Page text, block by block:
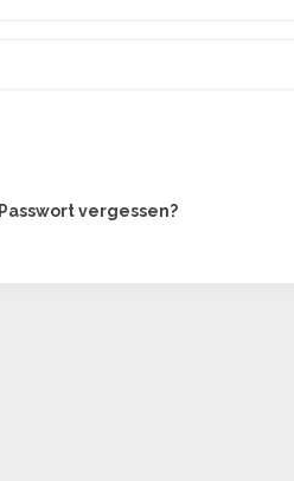
Passwort vergessen?